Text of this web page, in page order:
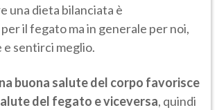
una dieta bilanciata è
il fegato ma in generale per noi,
sentirci meglio.
buona salute del corpo favorisce
del fegato e viceversa, quindi